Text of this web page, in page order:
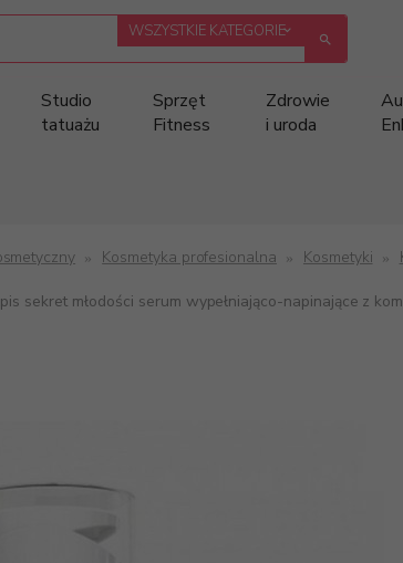
categories_searcher
WSZYSTKIE KATEGORIE
Studio
tatuażu
Sprzęt
Fitness
Zdrowie
i uroda
Kosmetyka profesionalna Kosmetyki
sekret młodości serum wypełniająco-napinające z